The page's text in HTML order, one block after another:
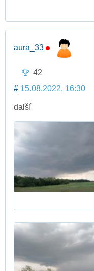
aura_33
42
# 15.08.2022, 16:30
další